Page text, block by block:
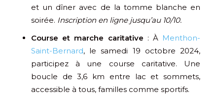
et un dîner avec de la tomme blanche en
soirée. Inscription en ligne jusqu’au 10/10.
Course et marche caritative : À Menthon-
Saint-Bernard, le samedi 19 octobre 2024,
participez à une course caritative. Une
boucle de 3,6 km entre lac et sommets,
accessible à tous, familles comme sportifs.